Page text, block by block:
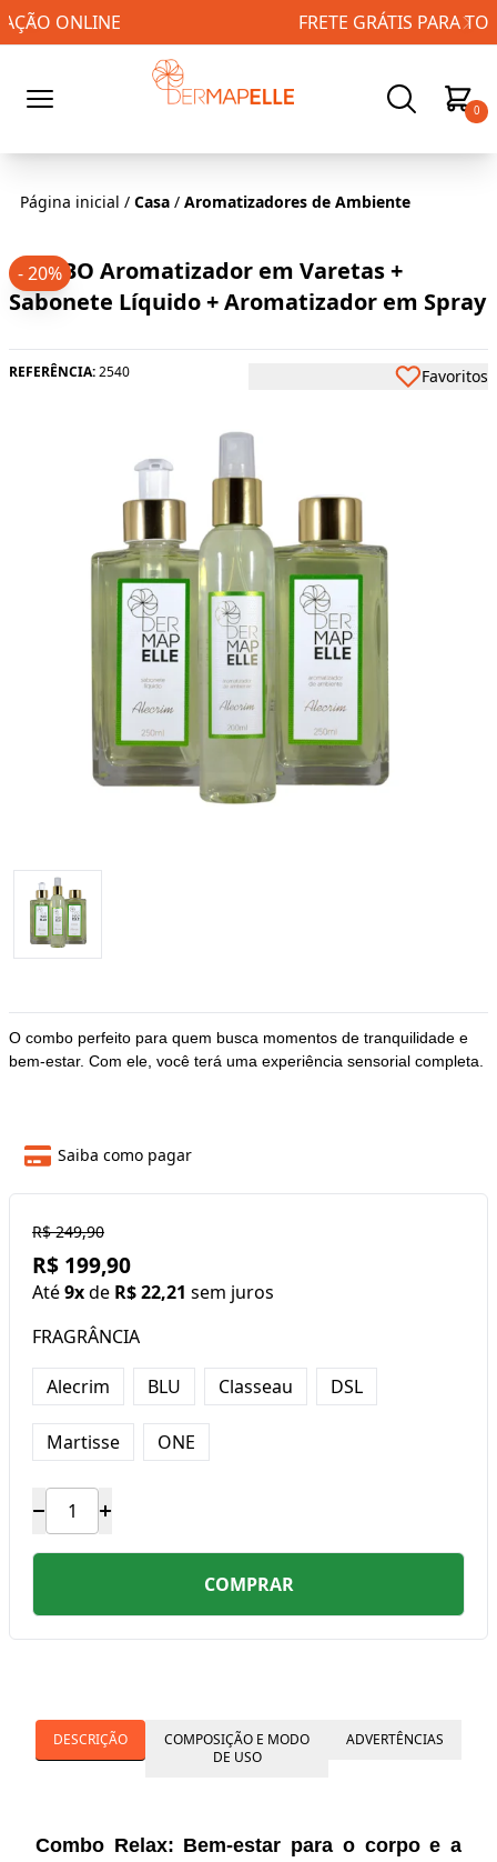
FRETE GRÁTIS PARA TODO BRASIL!
0
Página inicial / Casa / Aromatizadores de Ambiente
COMBO Aromatizador em Varetas +
Sabonete Líquido + Aromatizador em Spray
REFERÊNCIA:2540 Favoritos
- 20%
O combo perfeito para quem busca momentos de tranquilidade e
bem-estar. Com ele, você terá uma experiência sensorial completa.
Saiba como pagar
R$ 249,90
R$ 199,90
Até9xde R$ 22,21 sem juros
FRAGRÂNCIA
Alecrim BLU Classeau DSL
Martisse ONE
COMPRAR
ADVERTÊNCIAS
COMPOSIÇÃO E MODO
DE USO
DESCRIÇÃO
Combo Relax: Bem-estar para o corpo e a